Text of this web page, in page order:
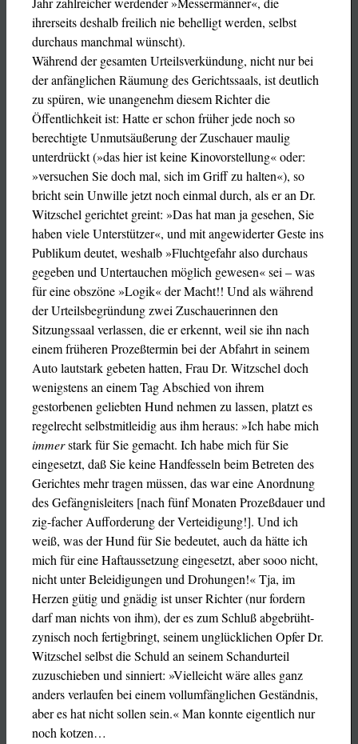
ihrerseits deshalb freilich nie behelligt werden, selbst
durchaus manchmal wünscht).
Während der gesamten Urteilsverkündung, nicht nur bei
der anfänglichen Räumung des Gerichtssaals, ist deutlich
zu spüren, wie unangenehm diesem Richter die
Öffentlichkeit ist: Hatte er schon früher jede noch so
berechtigte Unmutsäußerung der Zuschauer maulig
unterdrückt (»das hier ist keine Kinovorstellung« oder:
»versuchen Sie doch mal, sich im Griff zu halten«), so
bricht sein Unwille jetzt noch einmal durch, als er an Dr.
Witzschel gerichtet greint: »Das hat man ja gesehen, Sie
haben viele Unterstützer«, und mit angewiderter Geste ins
Publikum deutet, weshalb »Fluchtgefahr also durchaus
gegeben und Untertauchen möglich gewesen« sei – was
für eine obszöne »Logik« der Macht!! Und als während
der Urteilsbegründung zwei Zuschauerinnen den
Sitzungssaal verlassen, die er erkennt, weil sie ihn nach
einem früheren Prozeßtermin bei der Abfahrt in seinem
Auto lautstark gebeten hatten, Frau Dr. Witzschel doch
wenigstens an einem Tag Abschied von ihrem
gestorbenen geliebten Hund nehmen zu lassen, platzt es
regelrecht selbstmitleidig aus ihm heraus: »Ich habe mich
immerstark für Sie gemacht. Ich habe mich für Sie
eingesetzt, daß Sie keine Handfesseln beim Betreten des
Gerichtes mehr tragen müssen, das war eine Anordnung
des Gefängnisleiters [nach fünf Monaten Prozeßdauer und
zig-facher Aufforderung der Verteidigung!]. Und ich
weiß, was der Hund für Sie bedeutet, auch da hätte ich
mich für eine Haftaussetzung eingesetzt, aber sooo nicht,
nicht unter Beleidigungen und Drohungen!« Tja, im
Herzen gütig und gnädig ist unser Richter (nur fordern
darf man nichts von ihm), der es zum Schluß abgebrüht-
zynisch noch fertigbringt, seinem unglücklichen Opfer Dr.
Witzschel selbst die Schuld an seinem Schandurteil
zuzuschieben und sinniert: »Vielleicht wäre alles ganz
anders verlaufen bei einem vollumfänglichen Geständnis,
aber es hat nicht sollen sein.« Man konnte eigentlich nur
noch kotzen…